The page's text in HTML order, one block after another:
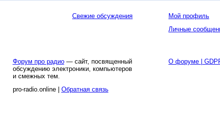
Свежие обсуждения
Мой профиль
Личные
Форум про радио— сайт, посвященный
обсуждению электроники, компьютеров
и смежных тем.
pro-radio.online | Обратная связь
О форуме |